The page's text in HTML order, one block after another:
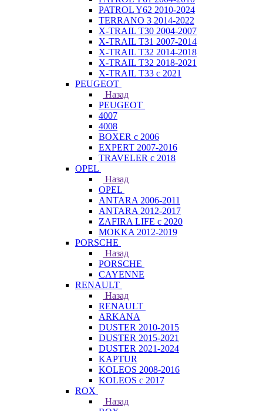
PATROL Y62 2010-2024
TERRANO 3 2014-2022
X-TRAIL T30 2004-2007
X-TRAIL T31 2007-2014
X-TRAIL T32 2014-2018
X-TRAIL T32 2018-2021
X-TRAIL T33 с 2021
PEUGEOT
Назад
PEUGEOT
4007
4008
BOXER с 2006
EXPERT 2007-2016
TRAVELER с 2018
OPEL
Назад
OPEL
ANTARA 2006-2011
ANTARA 2012-2017
ZAFIRA LIFE с 2020
MOKKA 2012-2019
PORSCHE
Назад
PORSCHE
CAYENNE
RENAULT
Назад
RENAULT
ARKANA
DUSTER 2010-2015
DUSTER 2015-2021
DUSTER 2021-2024
KAPTUR
KOLEOS 2008-2016
KOLEOS с 2017
ROX
Назад